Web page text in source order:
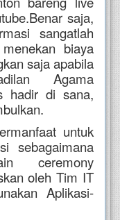
saja,
sangatlah
biaya
saja apabila
Agama
hadir di sana,
untuk
sebagaimana
ceremony
oleh Tim IT
Aplikasi-